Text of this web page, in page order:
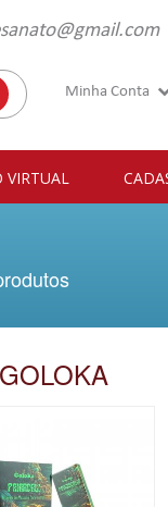
Minha Conta
VIRTUAL